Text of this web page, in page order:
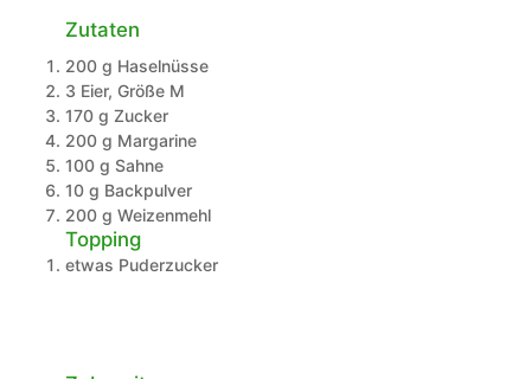
Zutaten
200 g Haselnüsse
3 Eier, Größe M
170 g Zucker
200 g Margarine
100 g Sahne
10 g Backpulver
200 g Weizenmehl
Topping
etwas Puderzucker